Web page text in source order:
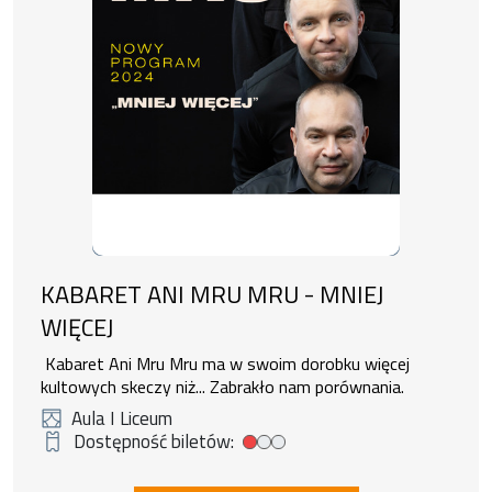
KABARET ANI MRU MRU - MNIEJ
WIĘCEJ
Kabaret Ani Mru Mru ma w swoim dorobku więcej
kultowych skeczy niż... Zabrakło nam porównania.
Aula I Liceum
Dostępność biletów:
Mała dostępność biletów